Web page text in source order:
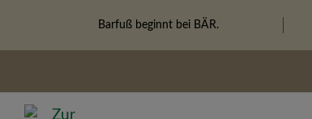
Zur Hauptnavigation springen
Barfuß beginnt bei BÄR.